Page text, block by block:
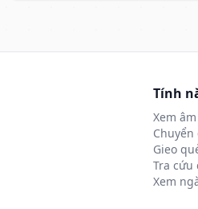
Tính
Xem
Gieo
Tra cứu
Xem